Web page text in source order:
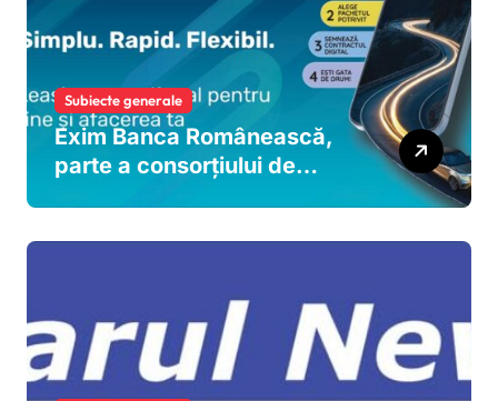
Subiecte generale
Exim Banca Românească,
parte a consorțiului de